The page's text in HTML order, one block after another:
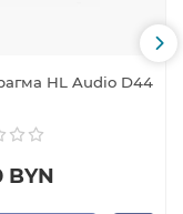
HL Audio D44
BYN